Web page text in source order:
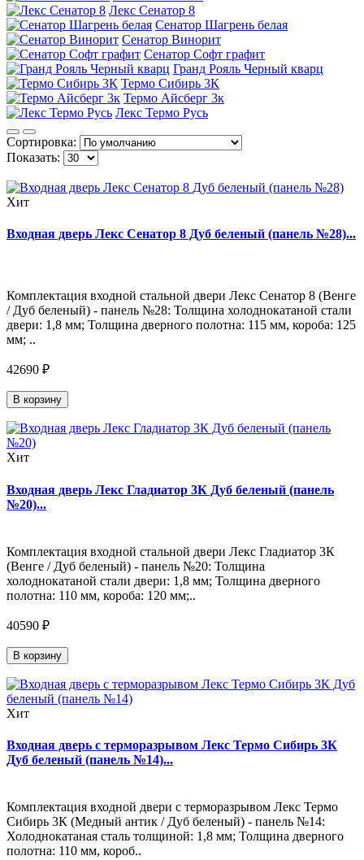
Лекс Сенатор 8
Сенатор Шагрень белая
Сенатор Винорит
Сенатор Софт графит
Гранд Рояль Черный кварц
Термо Сибирь 3К
Термо Айсберг 3к
Лекс Термо Русь
Сортировка:
Показать:
Хит
Входная дверь Лекс Сенатор 8 Дуб беленый (панель №28)...
Комплектация входной стальной двери Лекс Сенатор 8 (Венге
/ Дуб беленый) - панель №28: Толщина холоднокатаной стали
двери: 1,8 мм; Толщина дверного полотна: 115 мм, короба: 125
мм; ..
42690 ₽
В корзину
Хит
Входная дверь Лекс Гладиатор 3К Дуб беленый (панель
№20)...
Комплектация входной стальной двери Лекс Гладиатор 3К
(Венге / Дуб беленый) - панель №20: Толщина
холоднокатаной стали двери: 1,8 мм; Толщина дверного
полотна: 110 мм, короба: 120 мм;..
40590 ₽
В корзину
Хит
Входная дверь с терморазрывом Лекс Термо Сибирь 3К
Дуб беленый (панель №14)...
Комплектация входной двери с терморазрывом Лекс Термо
Сибирь 3К (Медный антик / Дуб беленый) - панель №14:
Холоднокатаная сталь толщиной: 1,8 мм; Толщина дверного
полотна: 110 мм, короб..